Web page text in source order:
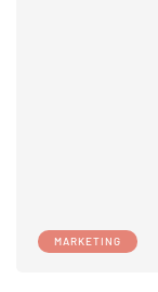
MARKETING